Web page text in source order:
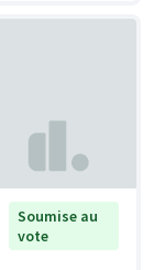
Soumise au
vote